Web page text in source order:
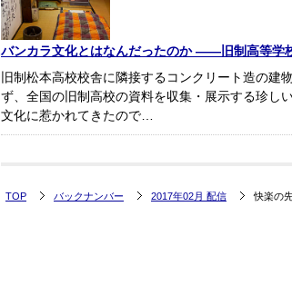
バンカラ文化とはなんだったのか ――旧制高等学
旧制松本高校校舎に隣接するコンクリート造の建
ず、全国の旧制高校の資料を収集・展示する珍し
文化に惹かれてきたので…
TOP バックナンバー 2017年02月 配信 快楽の